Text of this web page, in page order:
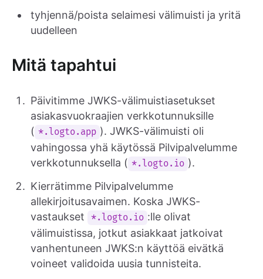
tyhjennä/poista selaimesi välimuisti ja yritä
uudelleen
Mitä tapahtui
Päivitimme JWKS-välimuistiasetukset
asiakasvuokraajien verkkotunnuksille
( *.logto.app ). JWKS-välimuisti oli
vahingossa yhä käytössä Pilvipalvelumme
verkkotunnuksella ( *.logto.io ).
Kierrätimme Pilvipalvelumme
allekirjoitusavaimen. Koska JWKS-
vastaukset
*.logto.io :lle olivat
välimuistissa, jotkut asiakkaat jatkoivat
vanhentuneen JWKS:n käyttöä eivätkä
voineet validoida uusia tunnisteita.